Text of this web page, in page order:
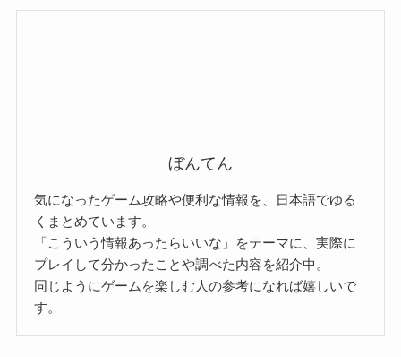
ぼんてん
気になったゲーム攻略や便利な情報を、日本語でゆる
くまとめています。
「こういう情報あったらいいな」をテーマに、実際に
プレイして分かったことや調べた内容を紹介中。
同じようにゲームを楽しむ人の参考になれば嬉しいで
す。